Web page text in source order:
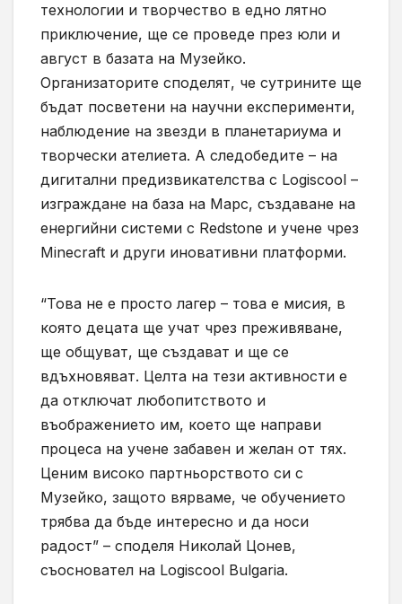
технологии и творчество в едно лятно
приключение, ще се проведе през юли и
август в базата на Музейко.
Организаторите споделят, че сутрините ще
бъдат посветени на научни експерименти,
наблюдение на звезди в планетариума и
творчески ателиета. А следобедите – на
дигитални предизвикателства с Logiscool –
изграждане на база на Марс, създаване на
енергийни системи с Redstone и учене чрез
Minecraft и други иновативни платформи.
“Това не е просто лагер – това е мисия, в
която децата ще учат чрез преживяване,
ще общуват, ще създават и ще се
вдъхновяват. Целта на тези активности е
да отключат любопитството и
въображението им, което ще направи
процеса на учене забавен и желан от тях.
Ценим високо партньорството си с
Музейко, защото вярваме, че обучението
трябва да бъде интересно и да носи
радост” – споделя Николай Цонев,
съосновател на Logiscool Bulgaria.